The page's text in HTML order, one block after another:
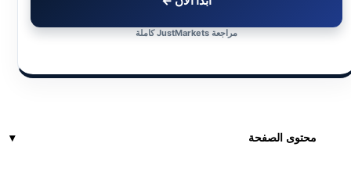
مراجعة JustMarkets كاملة
محتوى الصفحة